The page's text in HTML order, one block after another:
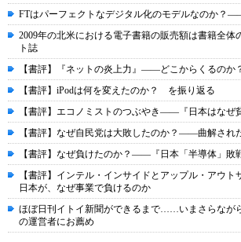
FTはパーフェクトなデジタル化のモデルなのか？
2009年の北米における電子書籍の販売額は書籍全
ト誌
【書評】『ネットの炎上力』――どこからくるのか
【書評】iPodは何を変えたのか？ を振り返る
【書評】エコノミストのつぶやき――『日本はなぜ
【書評】なぜ自民党は大敗したのか？――曲解され
【書評】なぜ負けたのか？――『日本「半導体」敗
【書評】インテル・インサイドとアップル・アウ
日本が、なぜ事業で負けるのか
ほぼ日刊イトイ新聞ができるまで……いまさらなが
の運営者にお薦め